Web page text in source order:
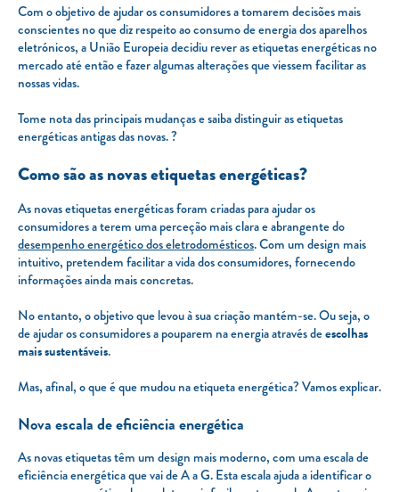
Com o objetivo de ajudar os consumidores a tomarem decisões mais
conscientes no que diz respeito ao consumo de energia dos aparelhos
eletrónicos, a União Europeia decidiu rever as etiquetas energéticas no
mercado até então e fazer algumas alterações que viessem facilitar as
nossas vidas.
Tome nota das principais mudanças e saiba distinguir as etiquetas
energéticas antigas das novas. ?
Como são as novas etiquetas energéticas?
As novas etiquetas energéticas foram criadas para ajudar os
consumidores a terem uma perceção mais clara e abrangente do
desempenho energético dos eletrodomésticos. Com um design mais
intuitivo, pretendem facilitar a vida dos consumidores, fornecendo
informações ainda mais concretas.
No entanto, o objetivo que levou à sua criação mantém-se. Ou seja, o
de ajudar os consumidores a pouparem na energia através deescolhas
mais sustentáveis.
Mas, afinal, o que é que mudou na etiqueta energética? Vamos explicar.
Nova escala de eficiência energética
As novas etiquetas têm um design mais moderno, com uma escala de
eficiência energética que vai de A a G. Esta escala ajuda a identificar o